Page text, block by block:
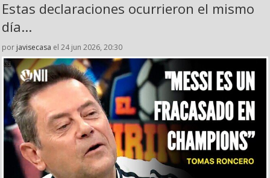
Estas declaraciones ocurrieron el mismo
día...
por javisecasa el 24 jun 2026, 20:30